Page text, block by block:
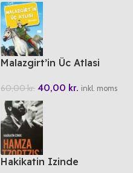
Malazgirt’in Üc Atlasi
60,00kr. 40,00 kr. inkl. moms
Hakikatin Izinde